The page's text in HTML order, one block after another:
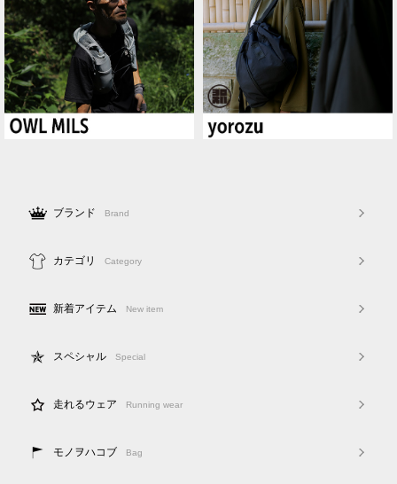
ブランド Brand
カテゴリ Category
新着アイテム New item
スペシャル Special
走れるウェア Running wear
モノヲハコブ Bag